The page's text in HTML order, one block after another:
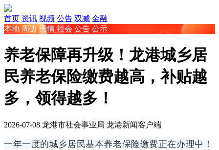
首页 资讯 视频 公告 双减 金融
本地 周边 民情 社会 公告 公示
养老保障再升级！龙港城乡居
民养老保险缴费越高，补贴越
多，领得越多！
2026-07-08 龙港市社会事业局 龙港新闻客户端
一年一度的城乡居民基本养老保险缴费正在办理中！